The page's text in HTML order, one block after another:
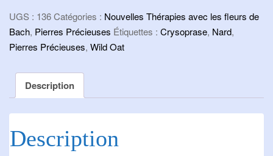
UGS : 136Catégories : Nouvelles Thérapies avec les fleurs de
Bach, Pierres Précieuses Étiquettes : Crysoprase, Nard,
Pierres Précieuses, Wild Oat
Description
Description